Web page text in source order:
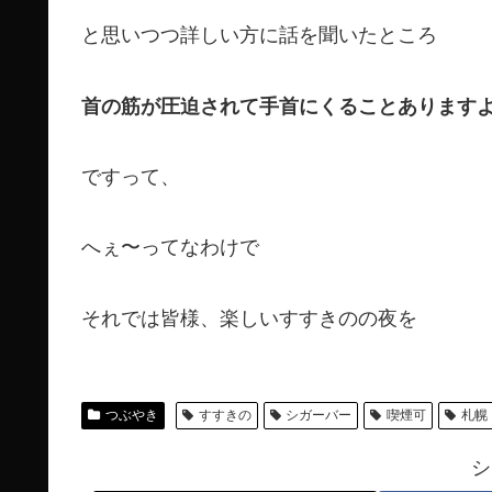
と思いつつ詳しい方に話を聞いたところ
首の筋が圧迫されて手首にくることありますよ
ですって、
へぇ〜ってなわけで
それでは皆様、楽しいすすきのの夜を
つぶやき すすきの シガーバー 喫煙可 札幌